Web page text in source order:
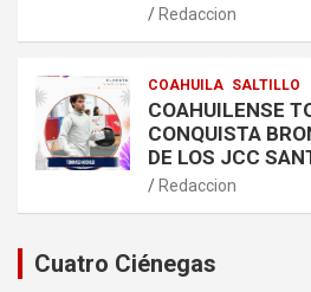
Redaccion
COAHUILA SALTILLO
COAHUILENSE
CONQUISTA
DE LOS JCC
Redaccion
Cuatro Ciénegas